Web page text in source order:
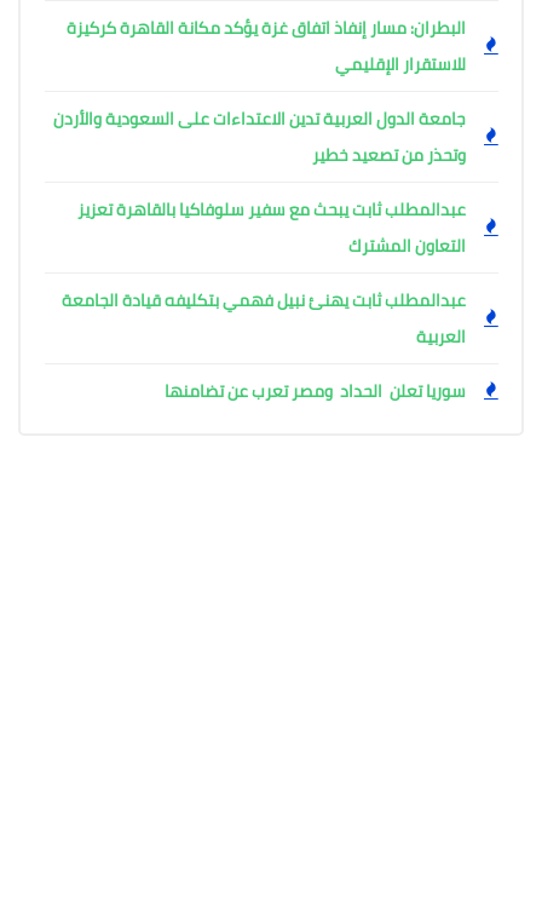
البطران: مسار إنفاذ اتفاق غزة يؤكد مكانة القاهرة كركيزة
للاستقرار الإقليمي
جامعة الدول العربية تدين الاعتداءات على السعودية والأردن
وتحذر من تصعيد خطير
عبدالمطلب ثابت يبحث مع سفير سلوفاكيا بالقاهرة تعزيز
التعاون المشترك
عبدالمطلب ثابت يهنئ نبيل فهمي بتكليفه قيادة الجامعة
العربية
سوريا تعلن الحداد ومصر تعرب عن تضامنها